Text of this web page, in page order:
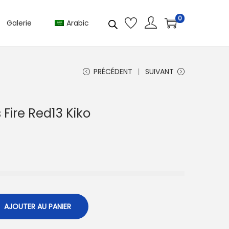
Galerie Arabic 0
PRÉCÉDENT SUIVANT
Red13 Kiko
AJOUTER AU PANIER